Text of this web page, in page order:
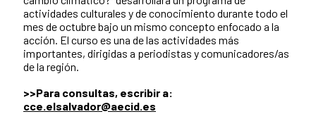
actividades culturales y de conocimiento durante todo el
mes de octubre bajo un mismo concepto enfocado a la
acción. El curso es una de las actividades más
importantes, dirigidas a periodistas y comunicadores/as
de la región.
>>Para consultas, escribir a:
cce.elsalvador@aecid.es